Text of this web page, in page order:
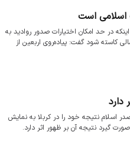
اسلامی است
در حد امکان اختیارات صدور روادید به
کاسته شود گفت: پیاده‌روی اربعین از
دارد
اسلام نتیجه خود را در کربلا به نمایش
گیرد نتیجه آن بر ظهور اثر دارد.